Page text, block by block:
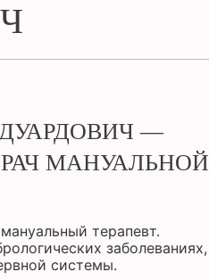
—
МАНУАЛЬНОЙ
терапевт.
заболеваниях,
системы.